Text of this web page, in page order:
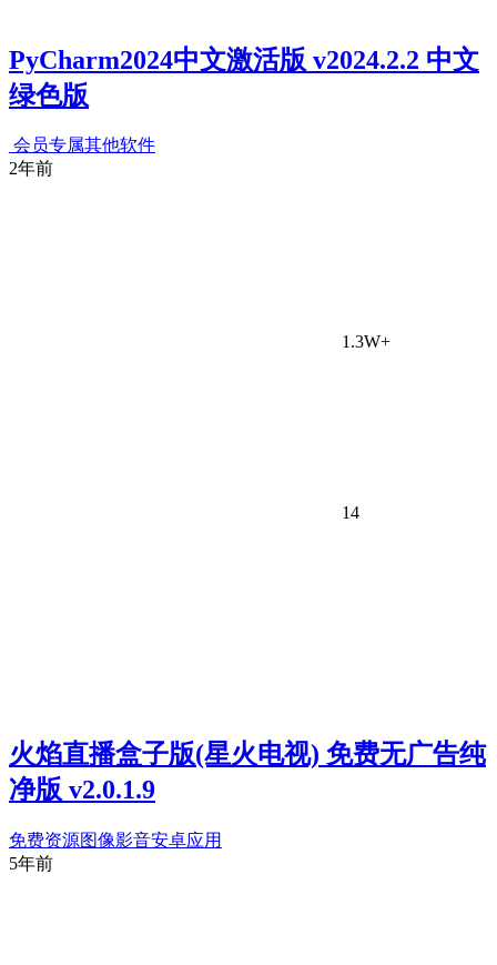
PyCharm2024中文激活版 v2024.2.2 中文
绿色版
会员专属其他软件
2年前
1.3W+
14
火焰直播盒子版(星火电视) 免费无广告纯
净版 v2.0.1.9
免费资源图像影音安卓应用
5年前